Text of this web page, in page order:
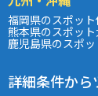
福岡県のスポット
熊本県のスポット
鹿児島県のスポッ
詳細条件か